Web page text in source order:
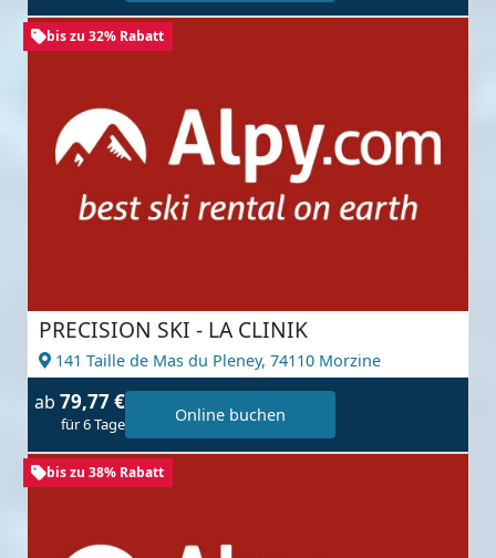
bis zu 32% Rabatt
PRECISION SKI - LA CLINIK
141 Taille de Mas du Pleney, 74110 Morzine
ab 79,77 €
für 6 Tage Online buchen
bis zu 38% Rabatt